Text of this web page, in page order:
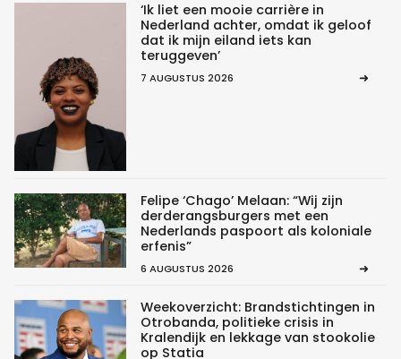
‘Ik liet een mooie carrière in
Nederland achter, omdat ik geloof
dat ik mijn eiland iets kan
teruggeven’
7 AUGUSTUS 2026
Felipe ‘Chago’ Melaan: “Wij zijn
derderangsburgers met een
Nederlands paspoort als koloniale
erfenis”
6 AUGUSTUS 2026
Weekoverzicht: Brandstichtingen in
Otrobanda, politieke crisis in
Kralendijk en lekkage van stookolie
op Statia